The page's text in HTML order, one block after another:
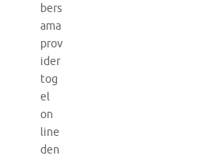
bers
ama
prov
ider
tog
el
on
line
den